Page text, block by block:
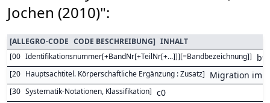
Jochen (2010)":
[ALLEGRO-CODE CODE BESCHREIBUNG] INHALT
[00 Identifikationsnummer[+BandNr[+TeilNr[+...]]][=Bandbezeichnung]]
[20 Hauptsachtitel. Körperschaftliche Ergänzung : Zusatz] Migration im
[30 Systematik-Notationen, Klassifikation] c0